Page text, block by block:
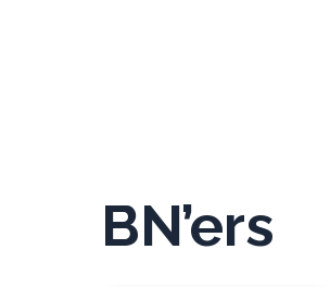
BN’ers